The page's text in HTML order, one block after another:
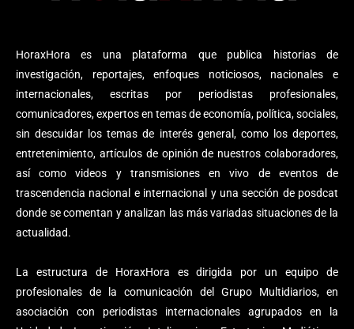
HoraxHora es una plataforma que publica historias de
investigación, reportajes, enfoques noticiosos, nacionales e
internacionales, escritas por periodistas profesionales,
comunicadores, expertos en temas de economía, política, sociales,
sin descuidar los temas de interés general, como los deportes,
entretenimiento, artículos de opinión de nuestros colaboradores,
así como videos y transmisiones en vivo de eventos de
trascendencia nacional e internacional y una sección de posdcat
donde se comentan y analizan las más variadas situaciones de la
actualidad.
La estructura de HoraxHora es dirigida por un equipo de
profesionales de la comunicación del Grupo Multidiarios, en
asociación con periodistas internacionales agrupados en la